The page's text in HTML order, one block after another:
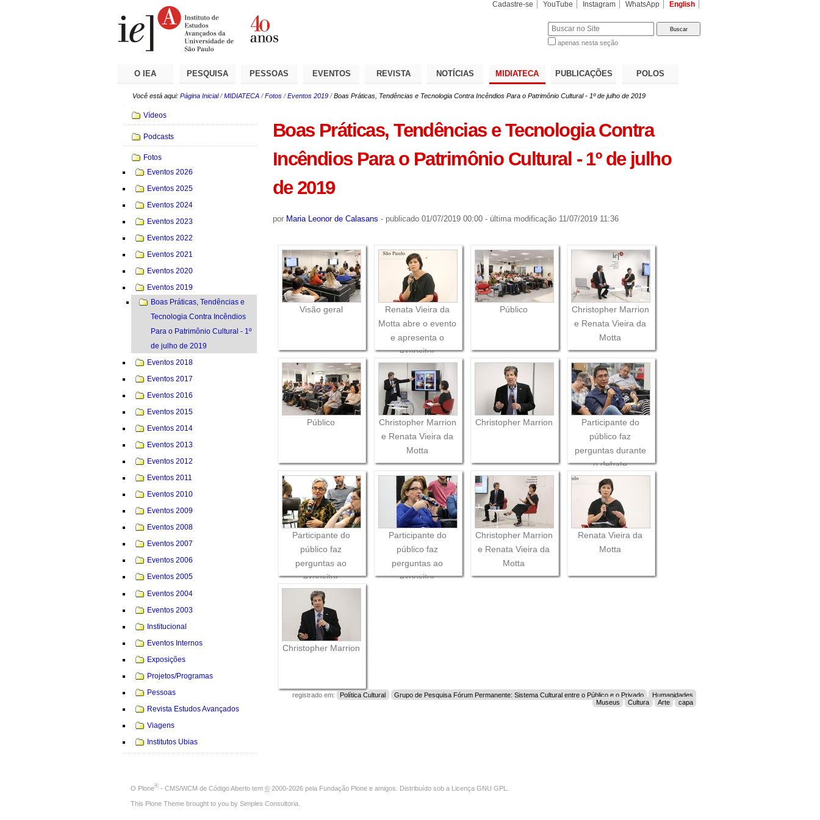
Cadastre-se YouTube Instagram WhatsApp English
apenas nesta seção
O IEA PESQUISA PESSOAS EVENTOS REVISTA NOTÍCIAS MIDIATECA PUBLICAÇÕES POLOS
Você está aqui: Página Inicial /MIDIATECA /Fotos /Eventos 2019 /Boas Práticas, Tendências e Tecnologia Contra Incêndios Para o Patrimônio Cultural - 1º de julho de 2019
Boas Práticas, Tendências e Tecnologia Contra
Incêndios Para o Patrimônio Cultural - 1º de julho
de 2019
por Maria Leonor de Calasans - publicado01/07/2019 00:00 - última modificação11/07/2019 11:36
Visão geral
Renata Vieira da
Motta abre o evento
e apresenta o
expositor
Público
Christopher Marrion
e Renata Vieira da
Motta
Público
Christopher Marrion
e Renata Vieira da
Motta
Christopher Marrion
Participante do
público faz
perguntas durante
o debate
Participante do
público faz
perguntas ao
expositor
Participante do
público faz
perguntas ao
expositor
Christopher Marrion
e Renata Vieira da
Motta
Renata Vieira da
Motta
Christopher Marrion
registrado em: Política Cultural Grupo de Pesquisa Fórum Permanente: Sistema Cultural entre o Público e o Privado
Humanidades
Museus
Cultura Arte capa
Navegação
Vídeos
Podcasts
Fotos
Eventos 2026
Eventos 2025
Eventos 2024
Eventos 2023
Eventos 2022
Eventos 2021
Eventos 2020
Eventos 2019
Boas Práticas, Tendências e
Tecnologia Contra Incêndios
Para o Patrimônio Cultural - 1º
de julho de 2019
Eventos 2018
Eventos 2017
Eventos 2016
Eventos 2015
Eventos 2014
Eventos 2013
Eventos 2012
Eventos 2011
Eventos 2010
Eventos 2009
Eventos 2008
Eventos 2007
Eventos 2006
Eventos 2005
Eventos 2004
Eventos 2003
Institucional
Eventos Internos
Exposições
Projetos/Programas
Pessoas
Revista Estudos Avançados
Viagens
Institutos Ubias
O Plone® - CMS/WCM de Código Aberto tem © 2000-2026 pela Fundação Plone e amigos. Distribuído sob a Licença GNU GPL
This Plone Theme brought to you by Simples Consultoria